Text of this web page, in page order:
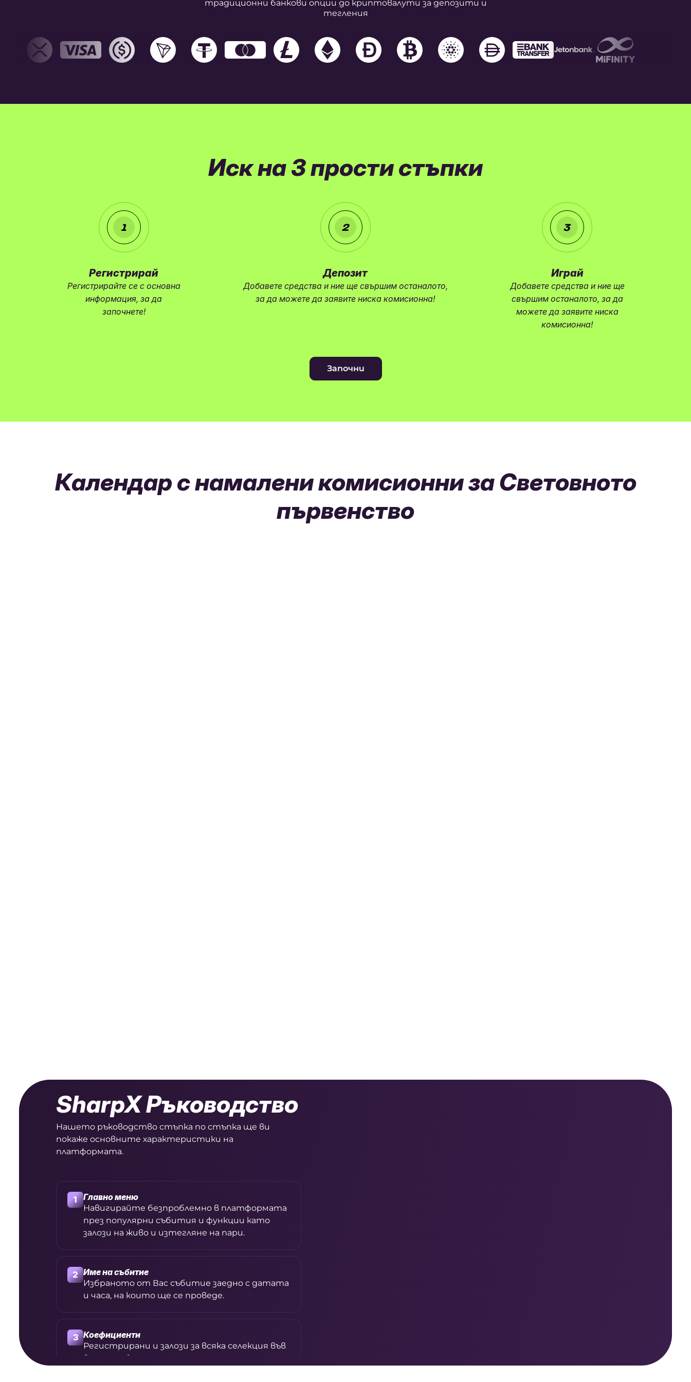
традиционни банкови опции до криптовалути за депозити и
тегления
Иск на 3 прости стъпки
Регистрирай
Регистрирайте се с основна
информация, за да
започнете!
Депозит
Добавете средства и ние ще свършим останалото,
за да можете да заявите ниска комисионна!
Играй
Добавете средства и ние ще
свършим останалото, за да
можете да заявите ниска
комисионна!
Започни
Календар с намалени комисионни за Световното
първенство
SharpX Ръководство
Нашето ръководство стъпка по стъпка ще ви
покаже основните характеристики на
платформата.
1 Главно меню
Навигирайте безпроблемно в платформата
през популярни събития и функции като
залози на живо и изтегляне на пари.
2 Име на събитие
Избраното от Вас събитие заедно с датата
и часа, на които ще се проведе.
3 Коефициенти
Регистрирани и залози за всяка селекция във
вашия избран пазар.